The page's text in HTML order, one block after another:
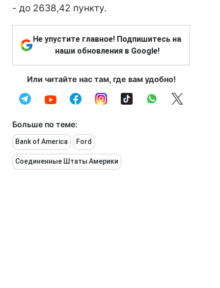
- до 2638,42 пункту.
Не упустите главное! Подпишитесь на
наши обновления в Google!
Или читайте нас там, где вам удобно!
Больше по теме:
Bank of America Ford
Соединенные Штаты Америки